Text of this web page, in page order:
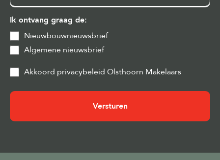
Ik ontvang graag de:
Nieuwbouwnieuwsbrief
Algemene nieuwsbrief
Privacy
Cookies
Akkoord privacybeleid Olsthoorn Makelaars